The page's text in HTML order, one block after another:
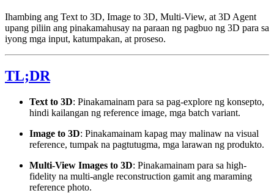
Ihambing ang Text to 3D, Image to 3D, Multi-View, at 3D Agent
upang piliin ang pinakamahusay na paraan ng pagbuo ng 3D para sa
iyong mga input, katumpakan, at proseso.
TL;DR
Text to 3D: Pinakamainam para sa pag-explore ng konsepto,
hindi kailangan ng reference image, mga batch variant.
Image to 3D: Pinakamainam kapag may malinaw na visual
reference, tumpak na pagtutugma, mga larawan ng produkto.
Multi-View Images to 3D: Pinakamainam para sa high-
fidelity na multi-angle reconstruction gamit ang maraming
reference photo.